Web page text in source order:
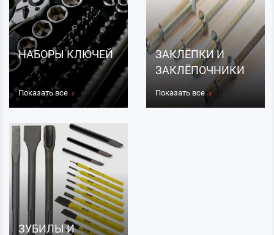
НАБОРЫ КЛЮЧЕЙ
Показать все
ЗАКЛЁПКИ И
ЗАКЛЁПОЧНИКИ
Показать все
ЗУБИЛЫ И